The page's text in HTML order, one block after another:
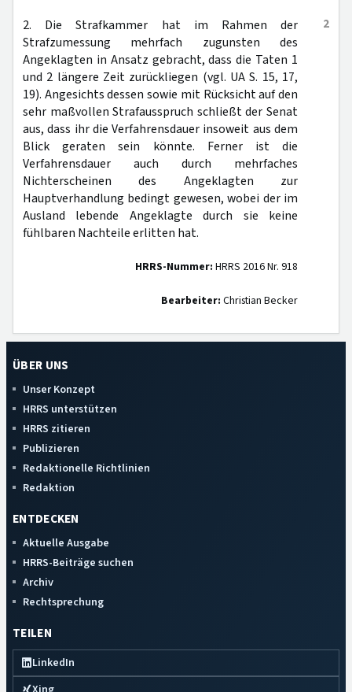
2
2. Die Strafkammer hat im Rahmen der
Strafzumessung mehrfach zugunsten des
Angeklagten in Ansatz gebracht, dass die Taten 1
und 2 längere Zeit zurückliegen (vgl. UA S. 15, 17,
19). Angesichts dessen sowie mit Rücksicht auf den
sehr maßvollen Strafausspruch schließt der Senat
aus, dass ihr die Verfahrensdauer insoweit aus dem
Blick geraten sein könnte. Ferner ist die
Verfahrensdauer auch durch mehrfaches
Nichterscheinen des Angeklagten zur
Hauptverhandlung bedingt gewesen, wobei der im
Ausland lebende Angeklagte durch sie keine
fühlbaren Nachteile erlitten hat.
HRRS-Nummer: HRRS 2016 Nr. 918
Bearbeiter: Christian Becker
ÜBER UNS
Unser Konzept
HRRS unterstützen
HRRS zitieren
Publizieren
Redaktionelle Richtlinien
Redaktion
ENTDECKEN
Aktuelle Ausgabe
HRRS-Beiträge suchen
Archiv
Rechtsprechung
TEILEN
LinkedIn